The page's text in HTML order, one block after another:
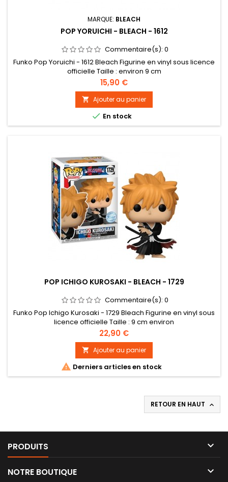
MARQUE: BLEACH
POP YORUICHI - BLEACH - 1612
Commentaire(s): 0
Funko Pop Yoruichi - 1612 Bleach Figurine en vinyl sous licence
officielle Taille : environ 9 cm
Prix
15,90 €
 Ajouter au panier
 En stock
POP ICHIGO KUROSAKI - BLEACH - 1729
Commentaire(s): 0
Funko Pop Ichigo Kurosaki - 1729 Bleach Figurine en vinyl sous
licence officielle Taille : 9 cm environ
Prix
22,90 €
 Ajouter au panier
 Derniers articles en stock
RETOUR EN HAUT 
PRODUITS 
NOTRE BOUTIQUE 